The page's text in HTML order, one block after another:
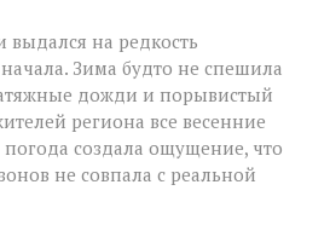
выдался на редкость
Зима будто не спешила
дожди и порывистый
региона все весенние
создала ощущение, что
не совпала с реальной